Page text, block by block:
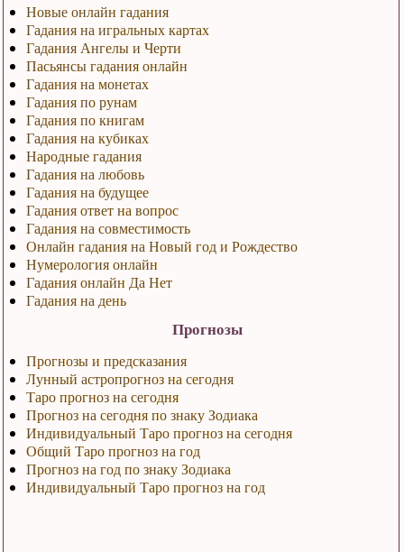
Новые онлайн гадания
Гадания на игральных картах
Гадания Ангелы и Черти
Пасьянсы гадания онлайн
Гадания на монетах
Гадания по рунам
Гадания по книгам
Гадания на кубиках
Народные гадания
Гадания на любовь
Гадания на будущее
Гадания ответ на вопрос
Гадания на совместимость
Онлайн гадания на Новый год и Рождество
Нумерология онлайн
Гадания онлайн Да Нет
Гадания на день
Прогнозы
Прогнозы и предсказания
Лунный астропрогноз на сегодня
Таро прогноз на сегодня
Прогноз на сегодня по знаку Зодиака
Индивидуальный Таро прогноз на сегодня
Общий Таро прогноз на год
Прогноз на год по знаку Зодиака
Индивидуальный Таро прогноз на год